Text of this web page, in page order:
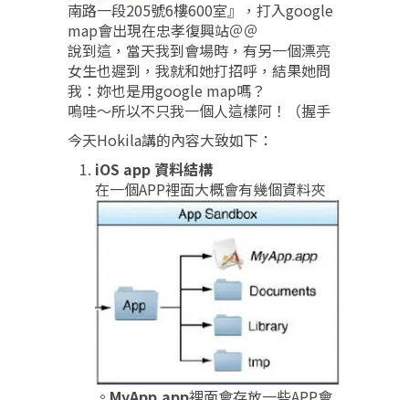
南路一段205號6樓600室』，打入google
map會出現在忠孝復興站＠＠
說到這，當天我到會場時，有另一個漂亮
女生也遲到，我就和她打招呼，結果她問
我：妳也是用google map嗎？
嗚哇～所以不只我一個人這樣阿！（握手
今天Hokila講的內容大致如下：
iOS app 資料結構
在一個APP裡面大概會有幾個資料夾